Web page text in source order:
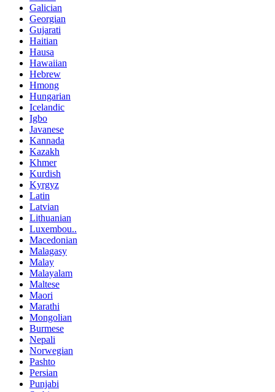
Galician
Georgian
Gujarati
Haitian
Hausa
Hawaiian
Hebrew
Hmong
Hungarian
Icelandic
Igbo
Javanese
Kannada
Kazakh
Khmer
Kurdish
Kyrgyz
Latin
Latvian
Lithuanian
Luxembou..
Macedonian
Malagasy
Malay
Malayalam
Maltese
Maori
Marathi
Mongolian
Burmese
Nepali
Norwegian
Pashto
Persian
Punjabi